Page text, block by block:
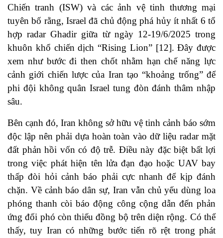
Chiến tranh (ISW) và các ảnh vệ tinh thương mại
tuyên bố rằng, Israel đã chủ động phá hủy ít nhất 6 tổ
hợp radar Ghadir giữa từ ngày 12-19/6/2025 trong
khuôn khổ chiến dịch “Rising Lion” [12]. Đây được
xem như bước đi then chốt nhằm hạn chế năng lực
cảnh giới chiến lược của Iran tạo “khoảng trống” để
phi đội không quân Israel tung đòn đánh thâm nhập
sâu.
Bên cạnh đó, Iran không sở hữu vệ tinh cảnh báo sớm
độc lập nên phải dựa hoàn toàn vào dữ liệu radar mặt
đất phản hồi vốn có độ trễ. Điều này đặc biệt bất lợi
trong việc phát hiện tên lửa đạn đạo hoặc UAV bay
thấp đòi hỏi cảnh báo phải cực nhanh để kịp đánh
chặn. Về cảnh báo dân sự, Iran vẫn chủ yếu dùng loa
phóng thanh còi báo động công cộng dẫn đến phản
ứng đối phó còn thiếu đồng bộ trên diện rộng. Có thể
thấy, tuy Iran có những bước tiến rõ rệt trong phát